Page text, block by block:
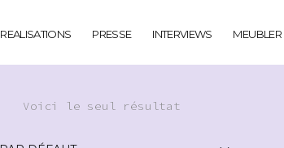
REALISATIONS PRESSE INTERVIEWS MEUBLER
Voici le seul résultat